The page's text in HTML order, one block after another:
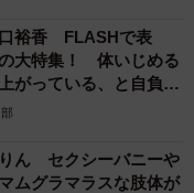
裕香 FLASHで表
大特集！ 体いじめる
がっている、と自負し
っても理想の身体でい
ん セクシーバニーや
ムグラマラスな肢体が